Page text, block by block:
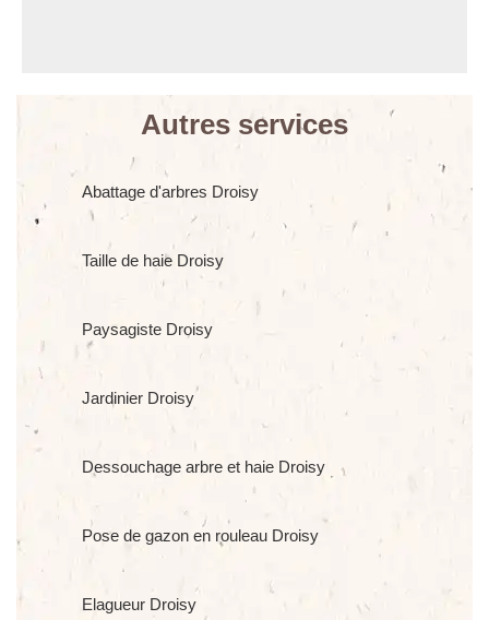
Autres services
Abattage d'arbres Droisy
Taille de haie Droisy
Paysagiste Droisy
Jardinier Droisy
Dessouchage arbre et haie Droisy
Pose de gazon en rouleau Droisy
Elagueur Droisy